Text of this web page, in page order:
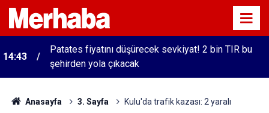
14:30 Ahbap Derneği'ne kayyum atandı
Anasayfa 3. Sayfa Kulu'da trafik kazası: 2 yaralı